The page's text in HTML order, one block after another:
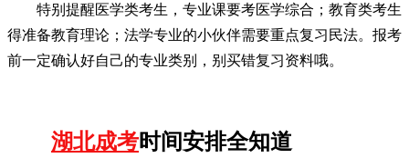
特别提醒医学类考生，专业课要考医学综合；教育类考生
得准备教育理论；法学专业的小伙伴需要重点复习民法。报考
前一定确认好自己的专业类别，别买错复习资料哦。
湖北成考时间安排全知道